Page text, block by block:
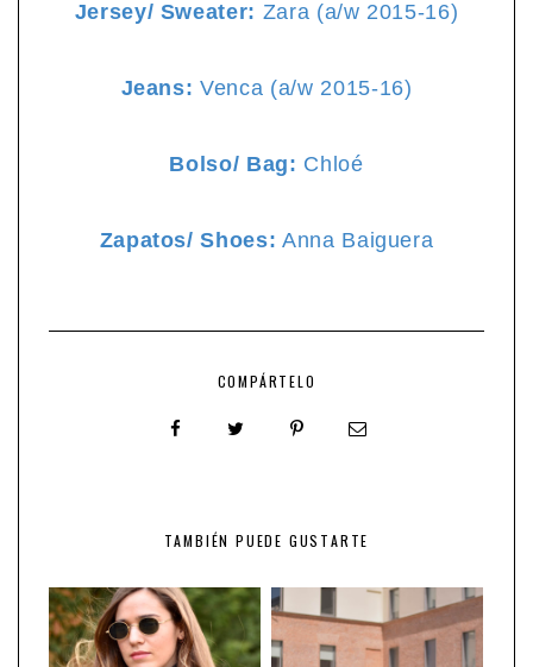
Jersey/ Sweater: Zara (a/w 2015-16)
Jeans: Venca (a/w 2015-16)
Bolso/ Bag: Chloé
Zapatos/ Shoes: Anna Baiguera
COMPÁRTELO
TAMBIÉN PUEDE GUSTARTE